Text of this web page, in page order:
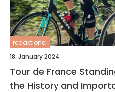
redaktionel
18. January 2024
Tour de France
the History and